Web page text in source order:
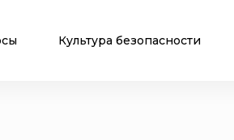
Культура безопасности